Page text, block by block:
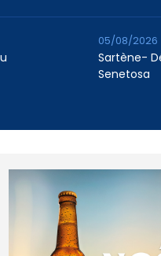
Sartène-
Senetosa
05/08/2026